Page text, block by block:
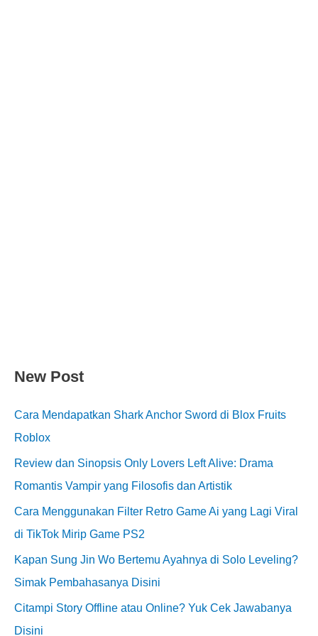
New Post
Cara Mendapatkan Shark Anchor Sword di Blox Fruits
Roblox
Review dan Sinopsis Only Lovers Left Alive: Drama
Romantis Vampir yang Filosofis dan Artistik
Cara Menggunakan Filter Retro Game Ai yang Lagi Viral
di TikTok Mirip Game PS2
Kapan Sung Jin Wo Bertemu Ayahnya di Solo Leveling?
Simak Pembahasanya Disini
Citampi Story Offline atau Online? Yuk Cek Jawabanya
Disini